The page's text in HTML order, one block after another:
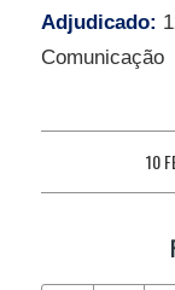
Adjudicado:
Comunicação
10